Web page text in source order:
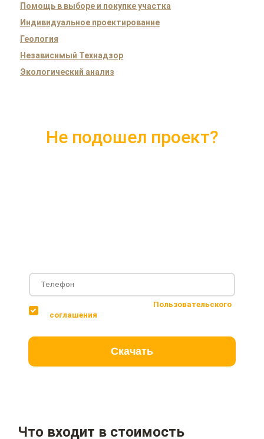
Помощь в выборе и покупке участка
Индивидуальное проектирование
Геология
Независимый Технадзор
Экологический анализ
Не подошел проект?
Пользовательского
соглашения
Скачать
Что входит в стоимость